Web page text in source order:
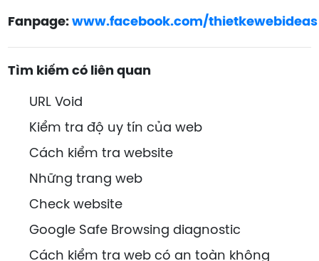
Fanpage:www.facebook.com/thietkewebideas
Tìm kiếm có liên quan
URL Void
Kiểm tra độ uy tín của web
Cách kiểm tra website
Những trang web
Check website
Google Safe Browsing diagnostic
Cách kiểm tra web có an toàn không